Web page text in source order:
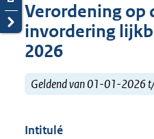
Verordening op
invordering
2026
Geldend van 01-01-2026
Intitulé